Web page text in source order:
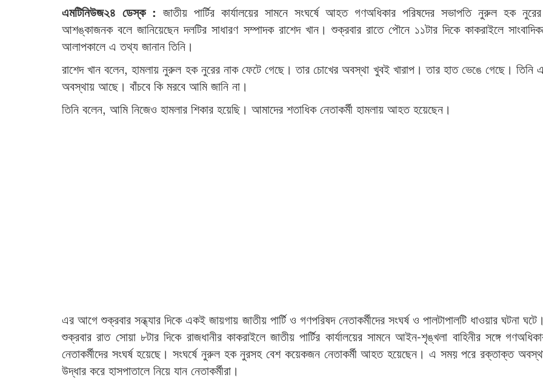
এমটিনিউজ২৪ ডেস্ক :জাতীয় পার্টির কার্যালয়ের সামনে সংঘর্ষে আহত গণঅধিকার পরিষদের সভাপতি নুরুল হক
আশঙ্কাজনক বলে জানিয়েছেন দলটির সাধারণ সম্পাদক রাশেদ খান। শুক্রবার রাতে পৌনে ১১টার দিকে কাকরাইলে
আলাপকালে এ তথ্য জানান তিনি।
রাশেদ খান বলেন, হামলায় নুরুল হক নুরের নাক ফেটে গেছে। তার চোখের অবস্থা খুবই খারাপ। তার হাত ভেঙে গেছে। তিনি
অবস্থায় আছে। বাঁচবে কি মরবে আমি জানি না।
তিনি বলেন, আমি নিজেও হামলার শিকার হয়েছি। আমাদের শতাধিক নেতাকর্মী হামলায় আহত হয়েছেন।
এর আগে শুক্রবার সন্ধ্যার দিকে একই জায়গায় জাতীয় পার্টি ও গণপরিষদ নেতাকর্মীদের সংঘর্ষ ও পালটাপালটি ধাওয়ার ঘটনা
শুক্রবার রাত সোয়া ৮টার দিকে রাজধানীর কাকরাইলে জাতীয় পার্টির কার্যালয়ের সামনে আইন-শৃঙ্খলা বাহিনীর সঙ্গে
নেতাকর্মীদের সংঘর্ষ হয়েছে। সংঘর্ষে নুরুল হক নুরসহ বেশ কয়েকজন নেতাকর্মী আহত হয়েছেন। এ সময় পরে রক্তাক্ত
উদ্ধার করে হাসপাতালে নিয়ে যান নেতাকর্মীরা।